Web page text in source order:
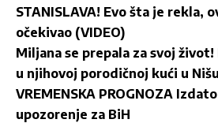
STANISLAVA! Evo šta je rekla,
očekivao (VIDEO)
Miljana se prepala za svoj
u njihovoj porodičnoj kući u Nišu
VREMENSKA PROGNOZA
upozorenje za BiH